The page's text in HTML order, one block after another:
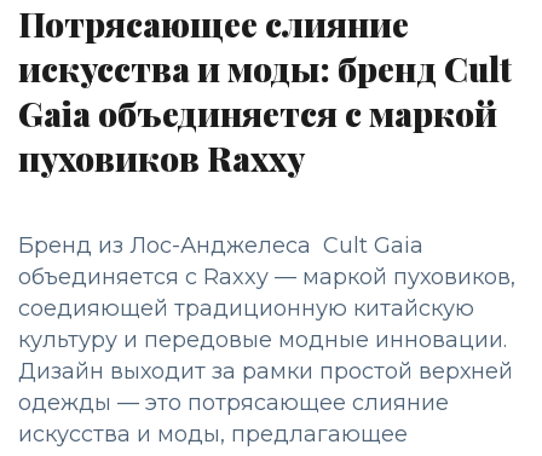
Потрясающее слияние
искусства и моды: бренд Cult
Gaia объединяется с маркой
пуховиков Raxxy
Бренд из Лос-Анджелеса Cult Gaia
объединяется с Raxxy — маркой пуховиков,
соедияющей традиционную китайскую
культуру и передовые модные инновации.
Дизайн выходит за рамки простой верхней
одежды — это потрясающее слияние
искусства и моды, предлагающее